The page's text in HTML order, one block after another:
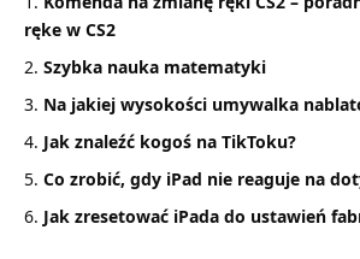
ręke w CS2
Szybka nauka matematyki
Na jakiej wysokości umywalka
Jak znaleźć kogoś na TikToku?
Co zrobić, gdy iPad nie reaguje na
Jak zresetować iPada do ustawień